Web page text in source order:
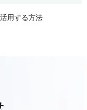
用する方法